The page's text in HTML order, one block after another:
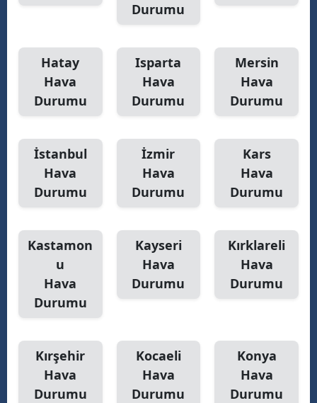
Durumu
Hatay
Hava
Durumu
Isparta
Hava
Durumu
Mersin
Hava
Durumu
İstanbul
Hava
Durumu
İzmir
Hava
Durumu
Kars
Hava
Durumu
Kastamon
u
Hava
Durumu
Kayseri
Hava
Durumu
Kırklareli
Hava
Durumu
Kırşehir
Hava
Durumu
Kocaeli
Hava
Durumu
Konya
Hava
Durumu